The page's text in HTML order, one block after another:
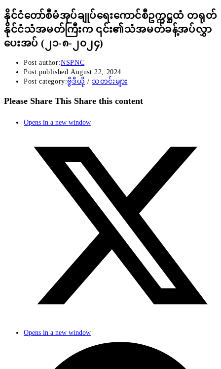
နိုင်ငံတော်စီမံအုပ်ချုပ်ရေးကောင်စီဥက္ကဋ္ဌထံ တရုတ်
နိုင်ငံသံအမတ်ကြီးက ၎င်း၏သံအမတ်ခန့်အပ်လွှာ
ပေးအပ် (၂၁-၈-၂၀၂၄)
Post author:NSPNC
Post published:August 22, 2024
Post category:ဗွီဒီယို / သတင်းများ
Please Share This Share this content
Opens in a new window
Opens in a new window